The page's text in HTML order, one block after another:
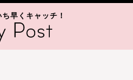
早くキャッチ！